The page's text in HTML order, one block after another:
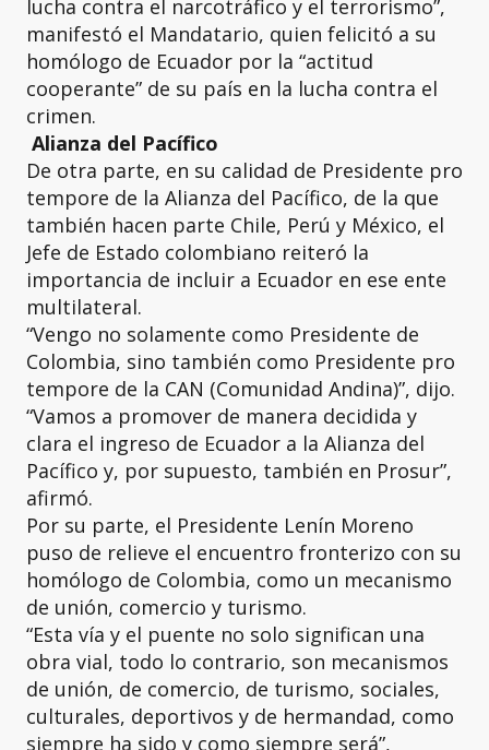
lucha contra el narcotráfico y el terrorismo”,
manifestó el Mandatario, quien felicitó a su
homólogo de Ecuador por la “actitud
cooperante” de su país en la lucha contra el
crimen.
Alianza del Pacífico
De otra parte, en su calidad de Presidente pro
tempore de la Alianza del Pacífico, de la que
también hacen parte Chile, Perú y México, el
Jefe de Estado colombiano reiteró la
importancia de incluir a Ecuador en ese ente
multilateral.
“Vengo no solamente como Presidente de
Colombia, sino también como Presidente pro
tempore de la CAN (Comunidad Andina)”, dijo.
“Vamos a promover de manera decidida y
clara el ingreso de Ecuador a la Alianza del
Pacífico y, por supuesto, también en Prosur”,
afirmó.
Por su parte, el Presidente Lenín Moreno
puso de relieve el encuentro fronterizo con su
homólogo de Colombia, como un mecanismo
de unión, comercio y turismo.
“Esta vía y el puente no solo significan una
obra vial, todo lo contrario, son mecanismos
de unión, de comercio, de turismo, sociales,
culturales, deportivos y de hermandad, como
siempre ha sido y como siempre será”,